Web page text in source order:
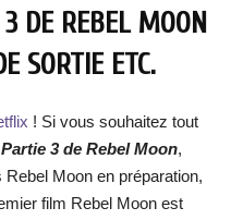
DE REBEL MOON
SORTIE ETC.
! Si vous souhaitez tout
Partie 3 de Rebel Moon,
Moon en préparation,
film Rebel Moon est